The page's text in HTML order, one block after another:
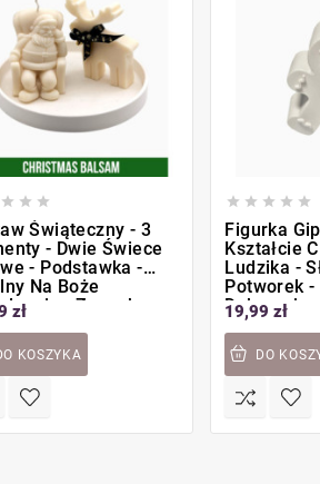
  
Świąteczny - 3
- Dwie Świece
- Podstawka -
Na Boże
- Zapach
Balsam
zł
KOSZYKA
    
Figurka
Kształcie
Ludzika -
Potworek -
Dekoracja
19,99 zł
DO